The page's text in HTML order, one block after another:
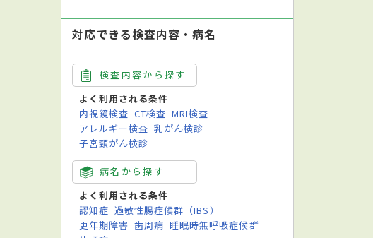
対応できる検査内容・病名
検査内容から探す
よく利用される条件
内視鏡検査 CT検査 MRI検査
アレルギー検査 乳がん検診
子宮頸がん検診
病名から探す
よく利用される条件
認知症 過敏性腸症候群（IBS）
更年期障害 歯周病 睡眠時無呼吸症候群